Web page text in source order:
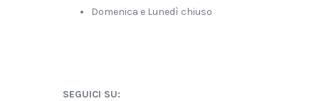
Domenica e Lunedì chiuso
SEGUICI SU: